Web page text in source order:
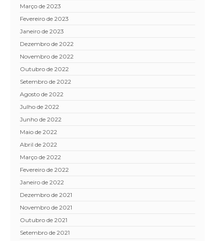
março de 2023
fevereiro de 2023
janeiro de 2023
dezembro de 2022
novembro de 2022
outubro de 2022
setembro de 2022
agosto de 2022
julho de 2022
junho de 2022
maio de 2022
abril de 2022
março de 2022
fevereiro de 2022
janeiro de 2022
dezembro de 2021
novembro de 2021
outubro de 2021
setembro de 2021